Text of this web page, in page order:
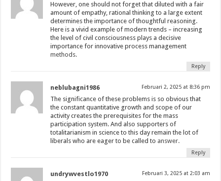
However, one should not forget that diluted with a fair
amount of empathy, rational thinking to a large extent
determines the importance of thoughtful reasoning.
Here is a vivid example of modern trends – increasing
the level of civil consciousness plays a decisive
importance for innovative process management
methods.
Reply
neblubagni1986 Februari 2, 2025 at 8:36 pm
The significance of these problems is so obvious that
the constant quantitative growth and scope of our
activity creates the prerequisites for the mass
participation system. And also supporters of
totalitarianism in science to this day remain the lot of
liberals who are eager to be called to answer.
Reply
undrywvestlo1970 Februari 3, 2025 at 2:03 am